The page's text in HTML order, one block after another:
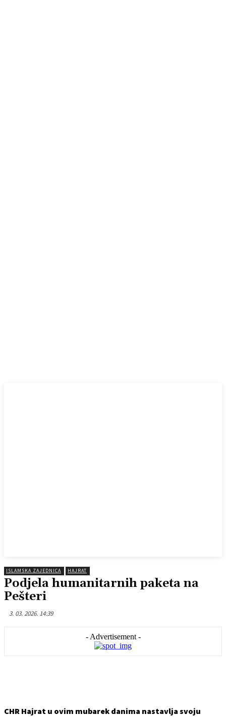
ISLAMSKA ZAJEDNICA HAJRAT
Podjela humanitarnih paketa na
Pešteri
3. 03. 2026. 14:39
- Advertisement -
CHR Hajrat u ovim mubarek danima nastavlja svoju